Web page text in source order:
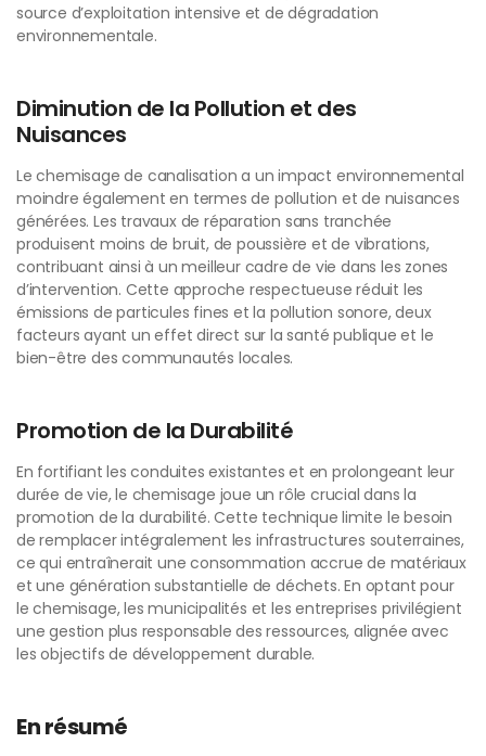
source d’exploitation intensive et de dégradation
environnementale.
Diminution de la Pollution et des
Nuisances
Le chemisage de canalisation a un impact environnemental
moindre également en termes de pollution et de nuisances
générées. Les travaux de réparation sans tranchée
produisent moins de bruit, de poussière et de vibrations,
contribuant ainsi à un meilleur cadre de vie dans les zones
d’intervention. Cette approche respectueuse réduit les
émissions de particules fines et la pollution sonore, deux
facteurs ayant un effet direct sur la santé publique et le
bien-être des communautés locales.
Promotion de la Durabilité
En fortifiant les conduites existantes et en prolongeant leur
durée de vie, le chemisage joue un rôle crucial dans la
promotion de la durabilité. Cette technique limite le besoin
de remplacer intégralement les infrastructures souterraines,
ce qui entraînerait une consommation accrue de matériaux
et une génération substantielle de déchets. En optant pour
le chemisage, les municipalités et les entreprises privilégient
une gestion plus responsable des ressources, alignée avec
les objectifs de développement durable.
En résumé